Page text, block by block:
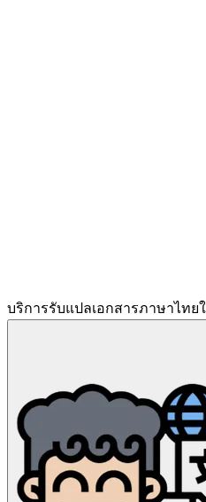
บริการรับแปลเอกสารภาษาไท